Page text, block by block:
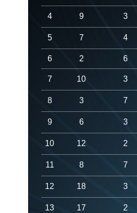
4 9 3
5 7 4
6 2 6
7 10 3
8 3 7
9 6 3
10 12 2
11 8 7
12 18 3
13 17 2